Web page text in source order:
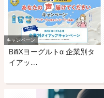
キャンペーン
BifiXヨーグルトα 企業別タ
イアッ…